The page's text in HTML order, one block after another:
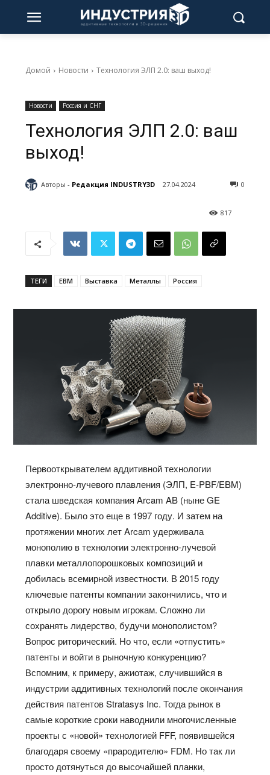
Домой Новости Технология ЭЛП 2.0: ваш выход!
Новости Россия и СНГ
Технология ЭЛП 2.0: ваш
выход!
Авторы - Редакция INDUSTRY3D 27.04.2024 0
817
ТЕГИ EBM Выставка Металлы Россия
Первооткрывателем аддитивной технологии
электронно-лучевого плавления (ЭЛП, E-PBF/EBM)
стала шведская компания Arcam AB (ныне GE
Additive). Было это еще в 1997 году. И затем на
протяжении многих лет Arcam удерживала
монополию в технологии электронно-лучевой
плавки металлопорошковых композиций и
добилась всемирной известности. В 2015 году
ключевые патенты компании закончились, что и
открыло дорогу новым игрокам. Сложно ли
сохранять лидерство, будучи монополистом?
Вопрос риторический. Но что, если «отпустить»
патенты и войти в рыночную конкуренцию?
Вспомним, к примеру, ажиотаж, случившийся в
индустрии аддитивных технологий после окончания
действия патентов Stratasys Inc. Тогда рынок в
самые короткие сроки наводнили многочисленные
проекты с «новой» технологией FFF, появившейся
благодаря своему «прародителю» FDM. Но так ли
просто дотянуться до высочайшей планки,